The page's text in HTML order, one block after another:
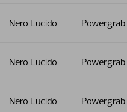
Nero Lucido Powergrab
Nero Lucido Powergrab
Nero Lucido Powergrab